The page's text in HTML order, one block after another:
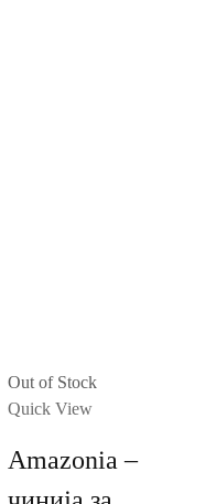
Out of Stock
Quick View
Amazonia –